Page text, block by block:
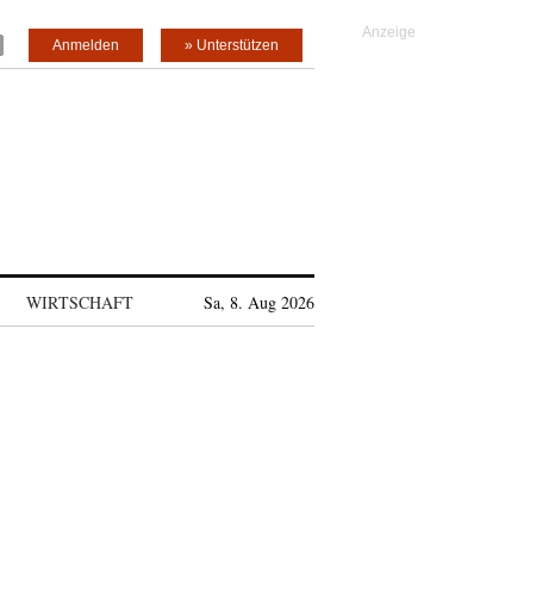
» Unterstützen
Anmelden
WIRTSCHAFT Sa, 8. Aug 2026